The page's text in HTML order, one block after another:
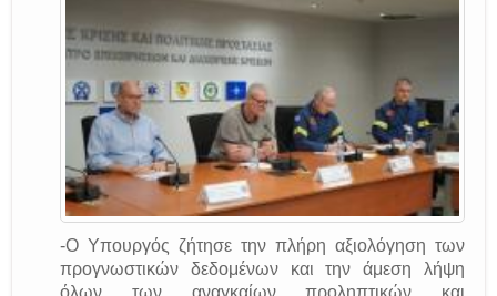
-Ο Υπουργός ζήτησε την πλήρη αξιολόγηση των
προγνωστικών δεδομένων και την άμεση λήψη